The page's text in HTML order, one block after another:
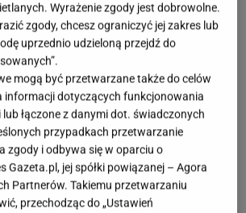
były dlaEwy Chodakowskiej
Oprócz obowiązków, takich
Instagrama, spotkania, czy
w różnychmiastachPilski
pracowała także nad dwoma
które w ostatnim czasie
projektem, który do samego
został w tajemnicy, była
biżuterii, którą trenerka
Wyrażenie zgody jest dobrowolne.
zgody, chcesz ograniczyć jej zakres lub
uprzednio udzieloną przejdź do
mogą być przetwarzane także do celów
informacji dotyczących funkcjonowania
łączone z danymi dot. świadczonych
przypadkach przetwarzanie
zgody i odbywa się w oparciu o
Gazeta.pl, jej spółki powiązanej – Agora
Partnerów. Takiemu przetwarzaniu
przechodząc do „Ustawień